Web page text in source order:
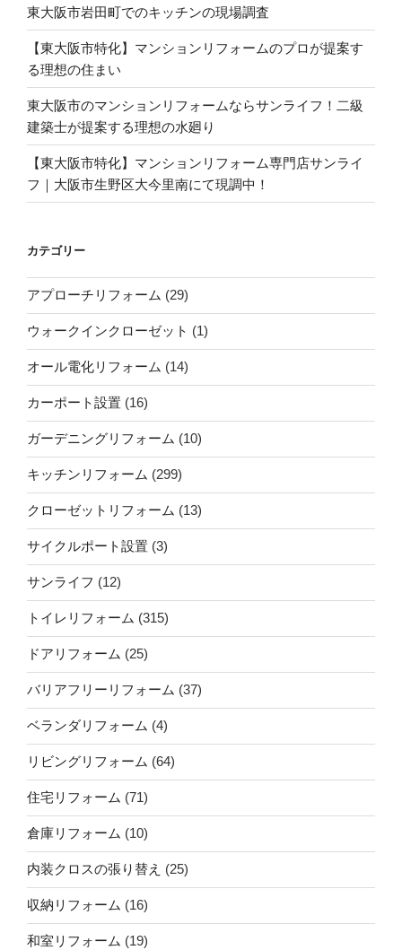
東大阪市岩田町でのキッチンの現場調査
【東大阪市特化】マンションリフォームのプロが提案す
る理想の住まい
東大阪市のマンションリフォームならサンライフ！二級
建築士が提案する理想の水廻り
【東大阪市特化】マンションリフォーム専門店サンライ
フ｜大阪市生野区大今里南にて現調中！
カテゴリー
アプローチリフォーム (29)
ウォークインクローゼット (1)
オール電化リフォーム (14)
カーポート設置 (16)
ガーデニングリフォーム (10)
キッチンリフォーム (299)
クローゼットリフォーム (13)
サイクルポート設置 (3)
サンライフ (12)
トイレリフォーム (315)
ドアリフォーム (25)
バリアフリーリフォーム (37)
ベランダリフォーム (4)
リビングリフォーム (64)
住宅リフォーム (71)
倉庫リフォーム (10)
内装クロスの張り替え (25)
収納リフォーム (16)
和室リフォーム (19)